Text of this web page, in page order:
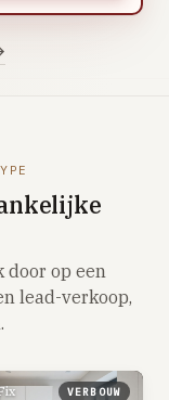
→
door op een
lead-verkoop,
VERBOUW